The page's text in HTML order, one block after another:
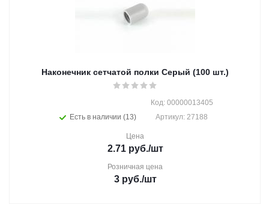
Наконечник сетчатой полки Серый (100 шт.)
Есть в наличии (13)
Код: 00000013405
Артикул: 27188
Цена
2.71руб./шт
Розничная цена
3руб./шт